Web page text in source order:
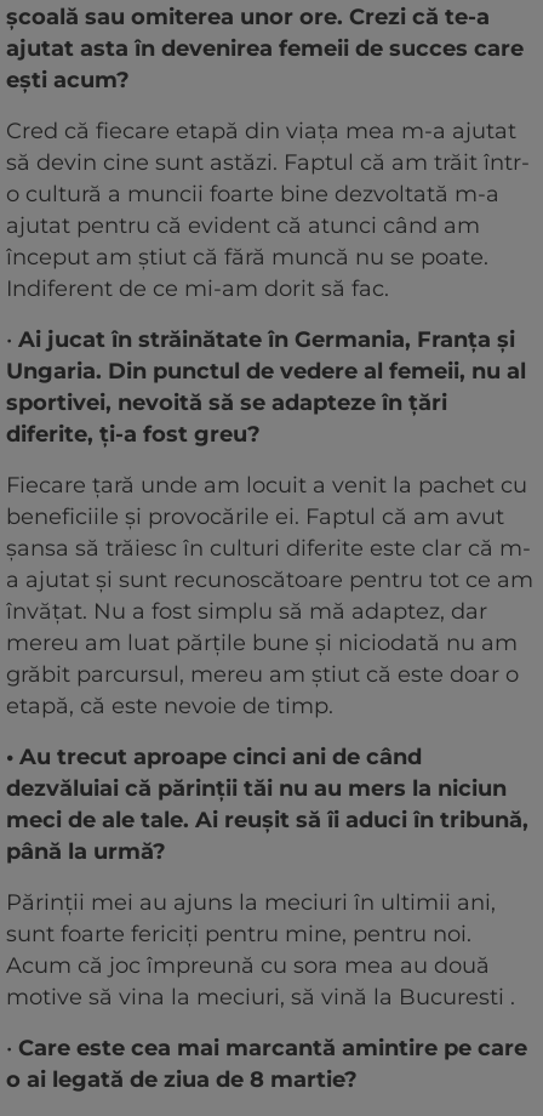
școală sau omiterea unor ore. Crezi că te-a
ajutat asta în devenirea femeii de succes care
ești acum?
Cred că fiecare etapă din viața mea m-a ajutat
să devin cine sunt astăzi. Faptul că am trăit într-
o cultură a muncii foarte bine dezvoltată m-a
ajutat pentru că evident că atunci când am
început am știut că fără muncă nu se poate.
Indiferent de ce mi-am dorit să fac.
• Ai jucat în străinătate în Germania, Franța și
Ungaria. Din punctul de vedere al femeii, nu al
sportivei, nevoită să se adapteze în țări
diferite, ți-a fost greu?
Fiecare țară unde am locuit a venit la pachet cu
beneficiile și provocările ei. Faptul că am avut
șansa să trăiesc în culturi diferite este clar că m-
a ajutat și sunt recunoscătoare pentru tot ce am
învățat. Nu a fost simplu să mă adaptez, dar
mereu am luat părțile bune și niciodată nu am
grăbit parcursul, mereu am știut că este doar o
etapă, că este nevoie de timp.
• Au trecut aproape cinci ani de când
dezvăluiai că părinții tăi nu au mers la niciun
meci de ale tale. Ai reușit să îi aduci în tribună,
până la urmă?
Părinții mei au ajuns la meciuri în ultimii ani,
sunt foarte fericiți pentru mine, pentru noi.
Acum că joc împreună cu sora mea au două
motive să vina la meciuri, să vină la Bucuresti .
• Care este cea mai marcantă amintire pe care
o ai legată de ziua de 8 martie?